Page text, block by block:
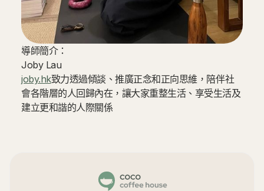
導師簡介：
Joby Lau
joby.hk致力透過傾談、推廣正念和正向思維，陪伴社
會各階層的人回歸內在，讓大家重整生活、享受生活及
建立更和諧的人際關係